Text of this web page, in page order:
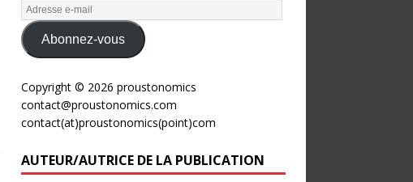
Abonnez-vous
Copyright © 2026 proustonomics
contact@proustonomics.com
contact(at)proustonomics(point)com
AUTEUR/AUTRICE DE LA PUBLICATION